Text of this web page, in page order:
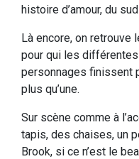
histoire d’amour, du
Là encore, on retrouve
pour qui les
personnages finissent
plus qu’une.
Sur scène comme à
tapis, des chaises, un
Brook, si ce n’est le